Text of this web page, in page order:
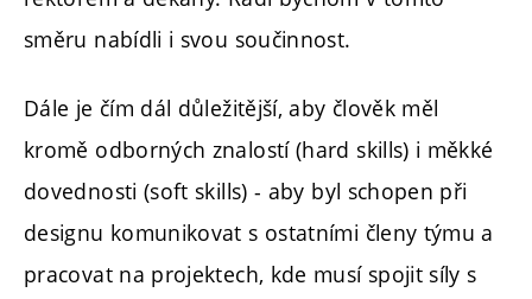
směru nabídli i svou součinnost.
Dále je čím dál důležitější, aby člověk měl
kromě odborných znalostí (hard skills) i měkké
dovednosti (soft skills) - aby byl schopen při
designu komunikovat s ostatními členy týmu a
pracovat na projektech, kde musí spojit síly s